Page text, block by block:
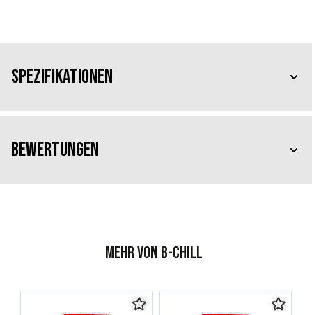
Spezifikationen
Bewertungen
Mehr von B-Chill